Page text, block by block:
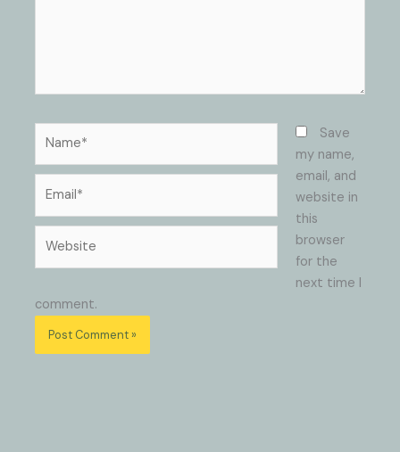
Save
my name,
email, and
website in
this
browser
for the
next time I
comment.